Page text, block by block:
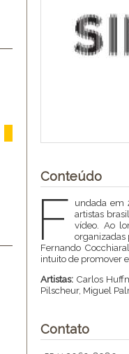
Conteúdo
F
undada em
artistas
vídeo. Ao
organizadas
Fernando
intuito de promover
Artistas: Carlos
Pilscheur, Miguel
Contato